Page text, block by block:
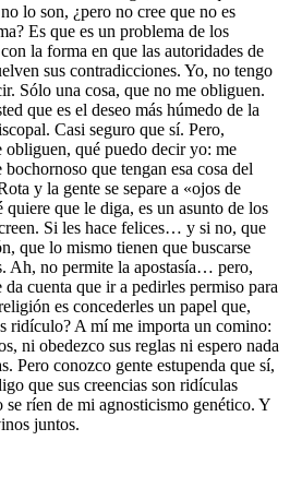
lo son, ¿pero no cree que no es
Es que es un problema de los
la forma en que las autoridades de
sus contradicciones. Yo, no tengo
Sólo una cosa, que no me obliguen.
que es el deseo más húmedo de la
Casi seguro que sí. Pero,
obliguen, qué puedo decir yo: me
bochornoso que tengan esa cosa del
y la gente se separe a «ojos de
quiere que le diga, es un asunto de los
Si les hace felices… y si no, que
que lo mismo tienen que buscarse
Ah, no permite la apostasía… pero,
da cuenta que ir a pedirles permiso para
es concederles un papel que,
ridículo? A mí me importa un comino:
ni obedezco sus reglas ni espero nada
Pero conozco gente estupenda que sí,
que sus creencias son ridículas
se ríen de mi agnosticismo genético. Y
juntos.